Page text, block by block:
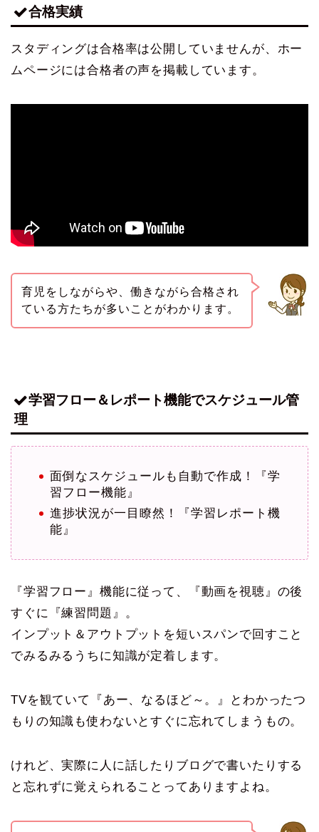
合格実績
スタディングは合格率は公開していませんが、ホー
ムページには合格者の声を掲載しています。
育児をしながらや、働きながら合格され
ている方たちが多いことがわかります。
学習フロー＆レポート機能でスケジュール管
理
面倒なスケジュールも自動で作成！『学
習フロー機能』
進捗状況が一目瞭然！『学習レポート機
能』
『学習フロー』機能に従って、『動画を視聴』の後
すぐに『練習問題』。
インプット＆アウトプットを短いスパンで回すこと
でみるみるうちに知識が定着します。
TVを観ていて『あー、なるほど～。』とわかったつ
もりの知識も使わないとすぐに忘れてしまうもの。
けれど、実際に人に話したりブログで書いたりする
と忘れずに覚えられることってありますよね。